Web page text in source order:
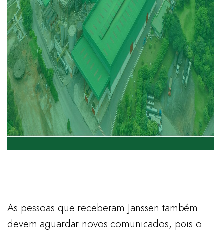
As pessoas que receberam Janssen também
devem aguardar novos comunicados, pois o